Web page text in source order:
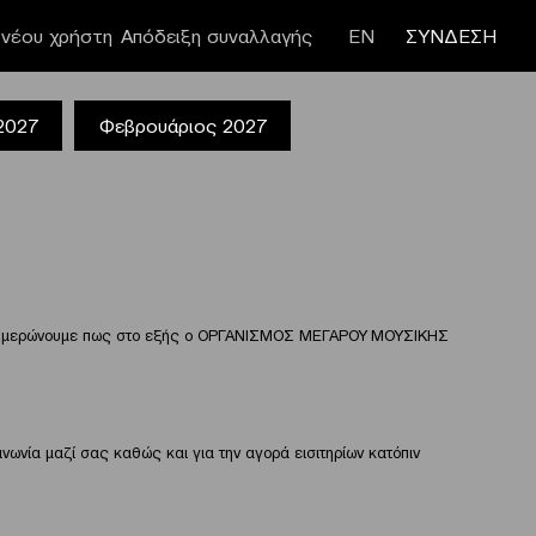
Απόδειξη συναλλαγής
χρήστη ΕΝ ΣΥΝΔΕΣΗ
Φεβρουάριος 2027
πως στο εξής ο ΟΡΓΑΝΙΣΜΟΣ ΜΕΓΑΡΟΥ ΜΟΥΣΙΚΗΣ
μαζί σας καθώς και για την αγορά εισιτηρίων κατόπιν